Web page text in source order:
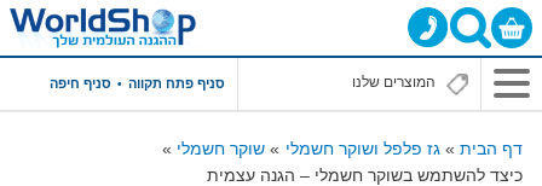
סניף פתח תקווה סניף חיפה
דף הבית גז פלפל ושוקר חשמלי
שוקר חשמלי
כיצד להשתמש בשוקר חשמלי – הגנה עצמית